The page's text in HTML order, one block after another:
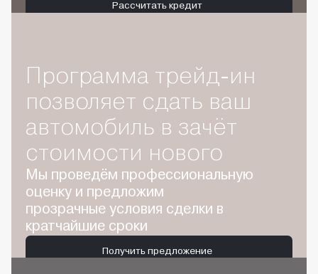
Рассчитать кредит
Программа трейд-ин
позволяет сдать ваш
автомобиль в зачёт
стоимости нового
Мы проведём профессиональную
оценку и предложим
прозрачные условия сделки в
кратчайшие сроки
Получить предложение